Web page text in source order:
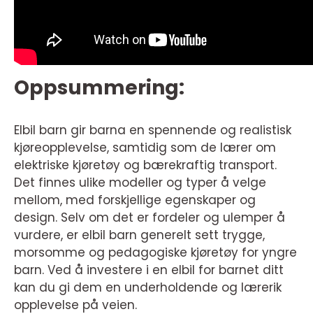
Oppsummering:
Elbil barn gir barna en spennende og realistisk
kjøreopplevelse, samtidig som de lærer om
elektriske kjøretøy og bærekraftig transport.
Det finnes ulike modeller og typer å velge
mellom, med forskjellige egenskaper og
design. Selv om det er fordeler og ulemper å
vurdere, er elbil barn generelt sett trygge,
morsomme og pedagogiske kjøretøy for yngre
barn. Ved å investere i en elbil for barnet ditt
kan du gi dem en underholdende og lærerik
opplevelse på veien.